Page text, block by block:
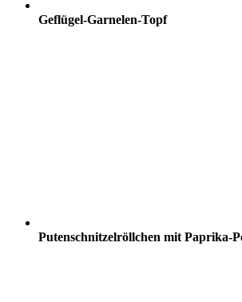
Geflügel-Garnelen-Topf
Putenschnitzelröllchen mit Paprika-